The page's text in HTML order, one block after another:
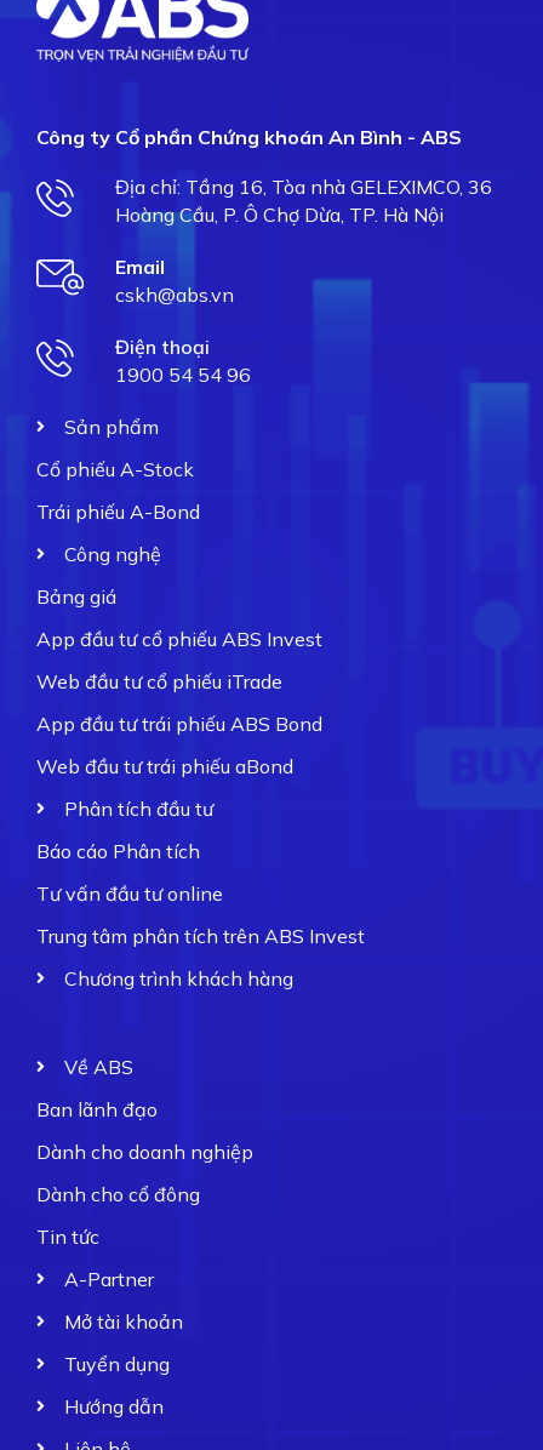
Công ty Cổ phần Chứng khoán An Bình - ABS
Địa chỉ: Tầng 16, Tòa nhà GELEXIMCO, 36
Hoàng Cầu, P. Ô Chợ Dừa, TP. Hà Nội
Email
cskh@abs.vn
Điện thoại
1900 54 54 96
Sản phẩm
Cổ phiếu A-Stock
Trái phiếu A-Bond
Công nghệ
Bảng giá
App đầu tư cổ phiếu ABS Invest
Web đầu tư cổ phiếu iTrade
App đầu tư trái phiếu ABS Bond
Web đầu tư trái phiếu aBond
Phân tích đầu tư
Báo cáo Phân tích
Tư vấn đầu tư online
Trung tâm phân tích trên ABS Invest
Chương trình khách hàng
Về ABS
Ban lãnh đạo
Dành cho doanh nghiệp
Dành cho cổ đông
Tin tức
A-Partner
Mở tài khoản
Tuyển dụng
Hướng dẫn